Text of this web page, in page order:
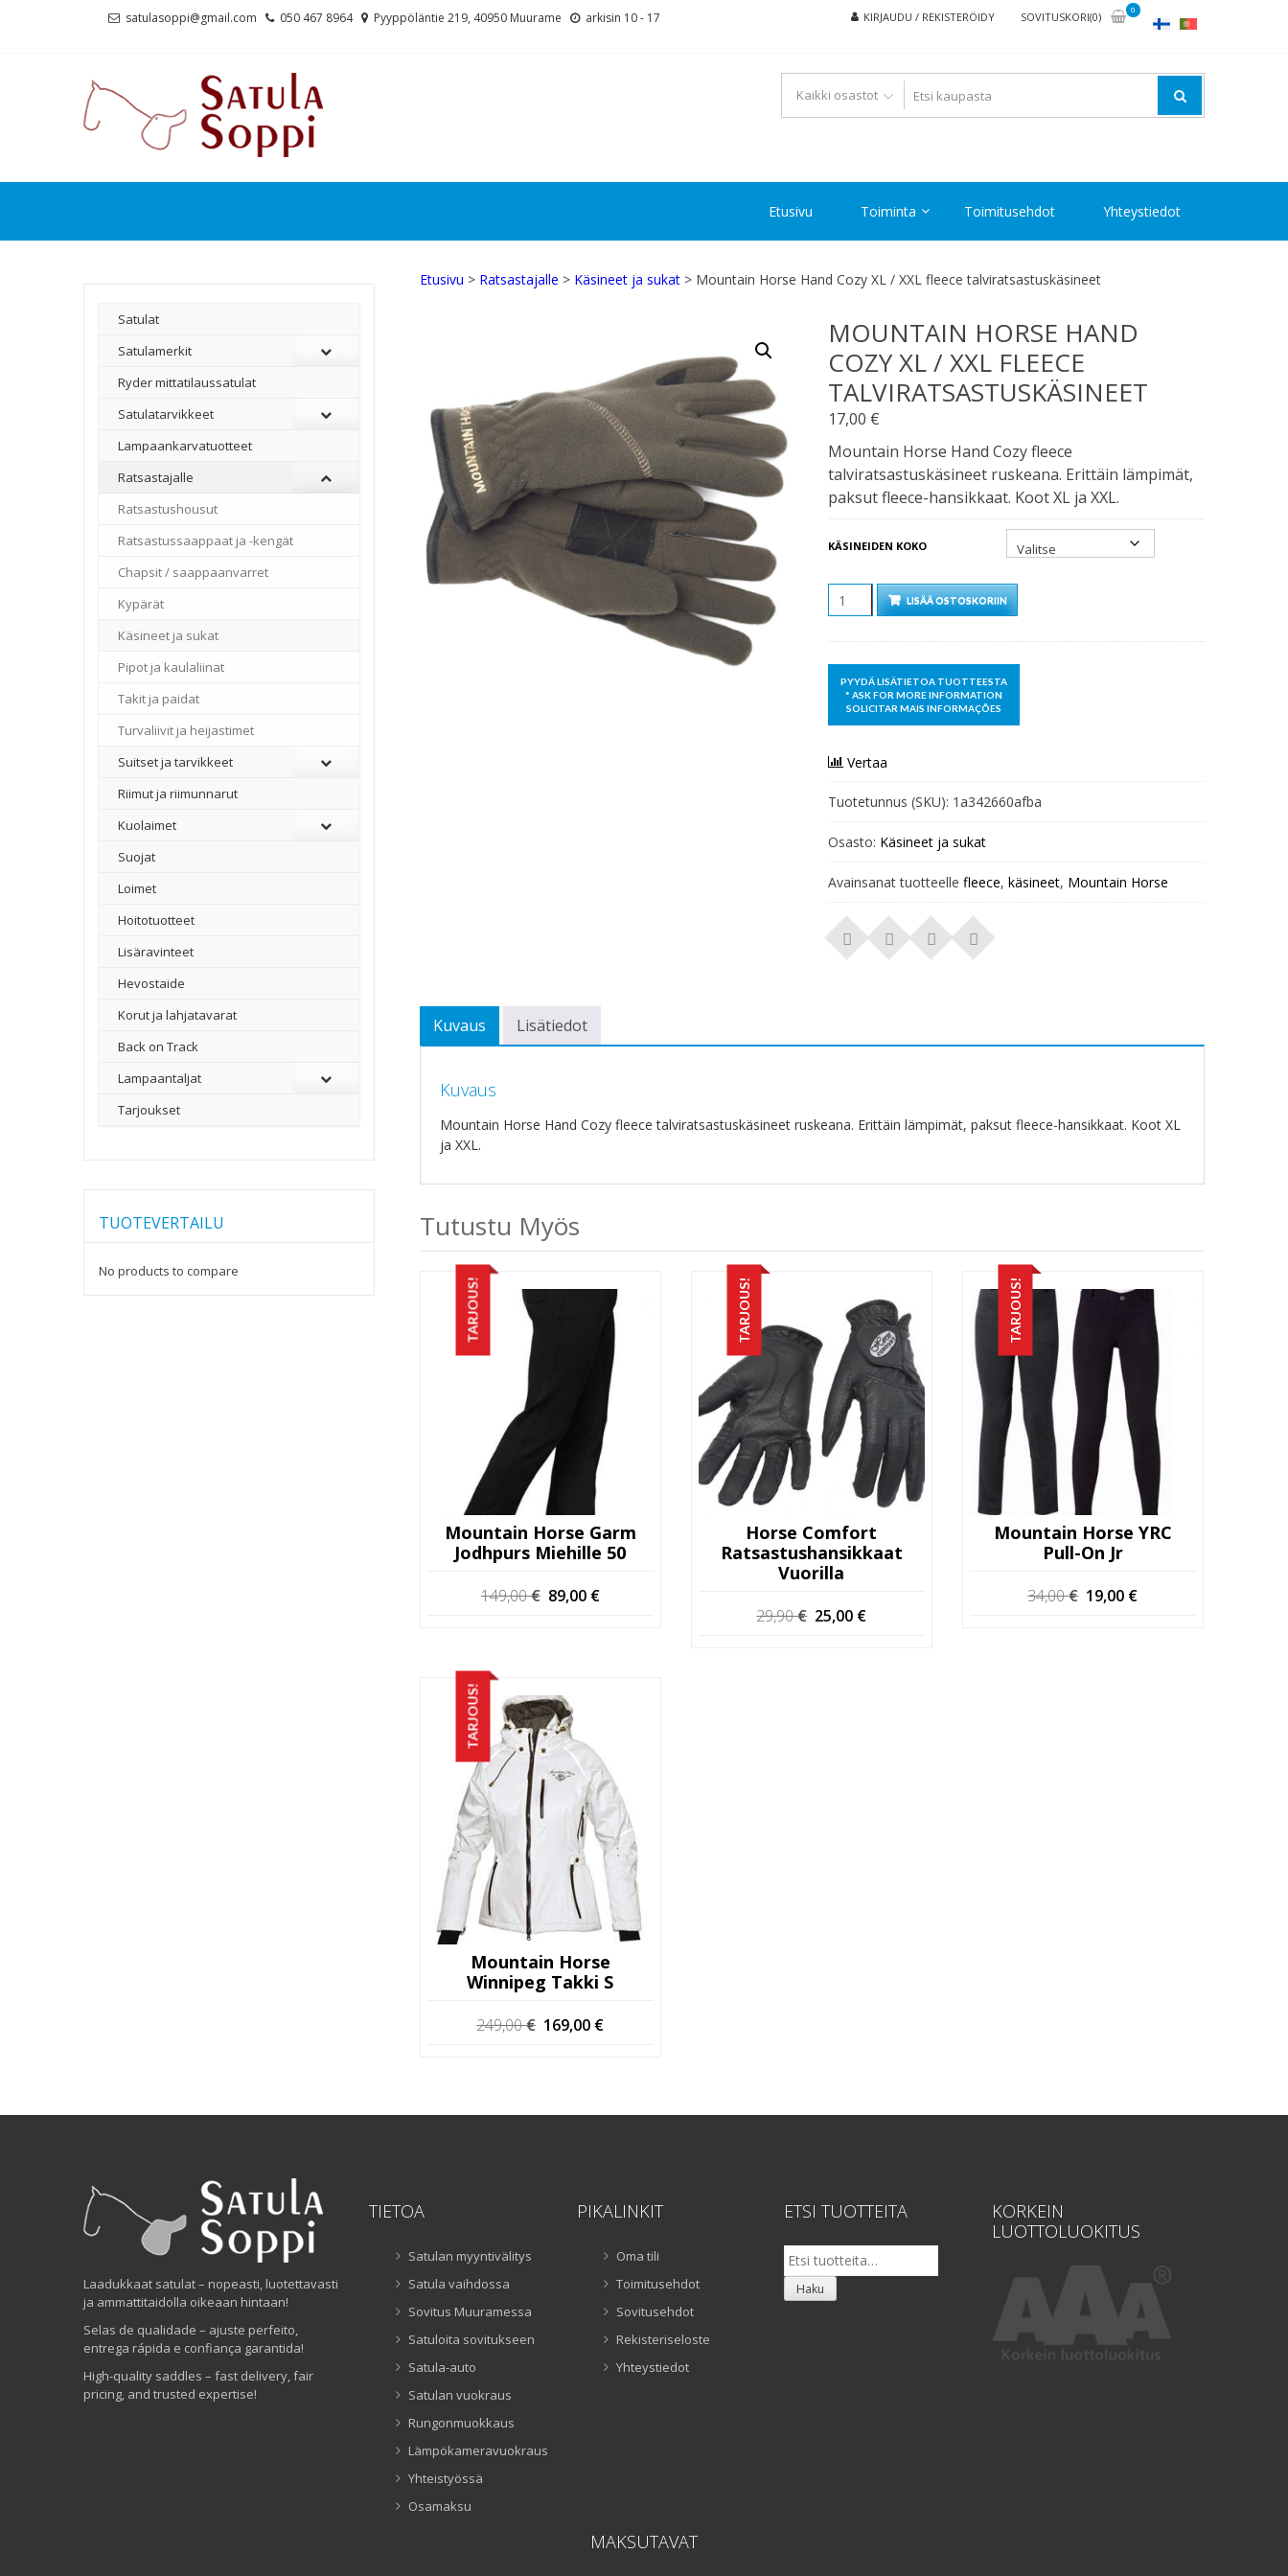
satulasoppi@gmail.com 050 467 8964 Pyyppöläntie 219, 40950 Muurame arkisin 10 - 17 KIRJAUDU / REKISTERÖIDY SOVITUSKORI(0)
0
Etusivu Toiminta Toimitusehdot Yhteystiedot
Etusivu > Ratsastajalle > Käsineet ja sukat > Mountain Horse Hand Cozy XL / XXL fleece talviratsastuskäsineet
MOUNTAIN HORSE HAND
COZY XL / XXL FLEECE
TALVIRATSASTUSKÄSINEET
17,00 €
Mountain Horse Hand Cozy fleece
talviratsastuskäsineet ruskeana. Erittäin lämpimät,
paksut fleece-hansikkaat. Koot XL ja XXL.
KÄSINEIDEN KOKO
LISÄÄ OSTOSKORIIN
Vertaa
Tuotetunnus (SKU): 1a342660afba
Osasto: Käsineet ja sukat
Avainsanat tuotteelle fleece, käsineet, Mountain Horse
Kuvaus Lisätiedot
Kuvaus
Mountain Horse Hand Cozy fleece talviratsastuskäsineet ruskeana. Erittäin lämpimät, paksut fleece-hansikkaat. Koot XL
ja XXL.
Tutustu Myös
TARJOUS!
Mountain Horse Garm
Jodhpurs Miehille 50
149,00€ Alkuperäinen
89,00 €
TARJOUS!
Horse Comfort
Ratsastushansikkaat
Vuorilla
29,90€ Alkuperäinen
25,00 €
TARJOUS!
Mountain Horse YRC
Pull-On Jr
34,00€ Alkuperäinen
19,00 €
TARJOUS!
Mountain Horse
Winnipeg Takki S
249,00€ Alkuperäinen
169,00 €
Satulat
Satulamerkit
Ryder mittatilaussatulat
Satulatarvikkeet
–
Lampaankarvatuotteet
Ratsastajalle
Ratsastushousut
Ratsastussaappaat ja -kengät
Chapsit / saappaanvarret
Kypärät
Käsineet ja sukat
Pipot ja kaulaliinat
Takit ja paidat
Turvaliivit ja heijastimet
Suitset ja tarvikkeet
Riimut ja riimunnarut
Kuolaimet
Suojat
Loimet
Hoitotuotteet
Lisäravinteet
Hevostaide
Korut ja lahjatavarat
Back on Track
Lampaantaljat
Tarjoukset
TUOTEVERTAILU
No products to compare
Laadukkaat satulat – nopeasti, luotettavasti
ja ammattitaidolla oikeaan hintaan!
Selas de qualidade – ajuste perfeito,
entrega rápida e confiança garantida!
High-quality saddles – fast delivery, fair
pricing, and trusted expertise!
TIETOA
Satulan myyntivälitys
Satula vaihdossa
Sovitus Muuramessa
Satuloita sovitukseen
Satula-auto
Satulan vuokraus
Rungonmuokkaus
Lämpökameravuokraus
Yhteistyössä
Osamaksu
PIKALINKIT
Oma tili
Toimitusehdot
Sovitusehdot
Rekisteriseloste
Yhteystiedot
ETSI TUOTTEITA
Etsi:
Haku
KORKEIN
LUOTTOLUOKITUS
MAKSUTAVAT